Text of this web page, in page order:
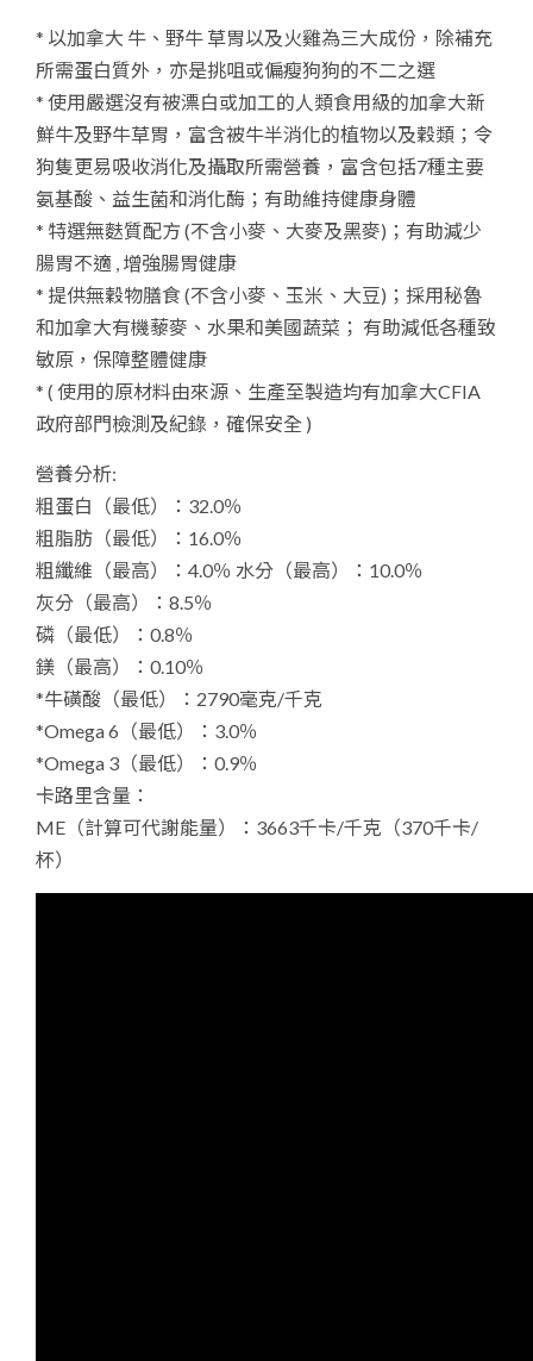
牛
及
野
牛
草
胃
quantity
* 以加拿大 牛、野牛 草胃以及火雞為三大成份，除補充
所需蛋白質外，亦是挑咀或偏瘦狗狗的不二之選
* 使用嚴選沒有被漂白或加工的人類食用級的加拿大新
鮮牛及野牛草胃，富含被牛半消化的植物以及穀類；令
狗隻更易吸收消化及攝取所需營養，富含包括7種主要
氨基酸、益生菌和消化酶；有助維持健康身體
* 特選無麩質配方 (不含小麥、大麥及黑麥)；有助減少
腸胃不適 , 增強腸胃健康
* 提供無穀物膳食 (不含小麥、玉米、大豆)；採用秘魯
和加拿大有機藜麥、水果和美國蔬菜； 有助減低各種致
敏原，保障整體健康
* ( 使用的原材料由來源、生產至製造均有加拿大CFIA
政府部門檢測及紀錄，確保安全 )
營養分析:
粗蛋白（最低）：32.0％
粗脂肪（最低）：16.0％
粗纖維（最高）：4.0％ 水分（最高）：10.0％
灰分（最高）：8.5％
磷（最低）：0.8％
鎂（最高）：0.10％
*牛磺酸（最低）：2790毫克/千克
*Omega 6（最低）：3.0％
*Omega 3（最低）：0.9％
卡路里含量：
ME（計算可代謝能量）：3663千卡/千克（370千卡/
杯）